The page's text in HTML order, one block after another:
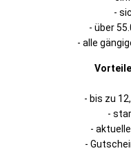
-
- über
- alle
- bis zu
-
-
-